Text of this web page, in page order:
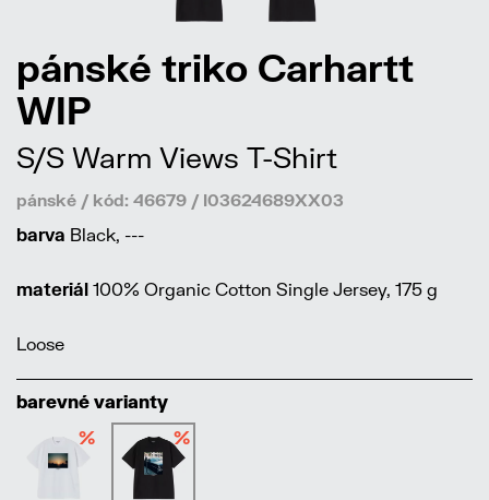
pánské triko Carhartt
WIP
S/S Warm Views T-Shirt
pánské / kód: 46679 / I03624689XX03
barva Black, ---
materiál 100% Organic Cotton Single Jersey, 175 g
Loose
barevné varianty
%
%